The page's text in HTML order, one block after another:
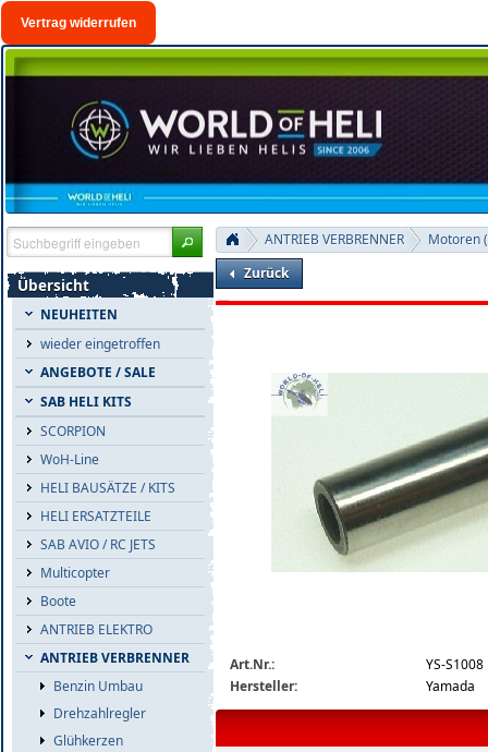
Vertrag widerrufen
Übersicht
NEUHEITEN
wieder eingetroffen
ANGEBOTE / SALE
SAB HELI KITS
SCORPION
WoH-Line
HELI BAUSÄTZE / KITS
HELI ERSATZTEILE
SAB AVIO / RC JETS
Multicopter
Boote
ANTRIEB ELEKTRO
ANTRIEB VERBRENNER
Benzin Umbau
Drehzahlregler
Glühkerzen
ANTRIEB VERBRENNER
Motoren
Zurück
Art.Nr.:
YS-S1008
Hersteller:
Yamada